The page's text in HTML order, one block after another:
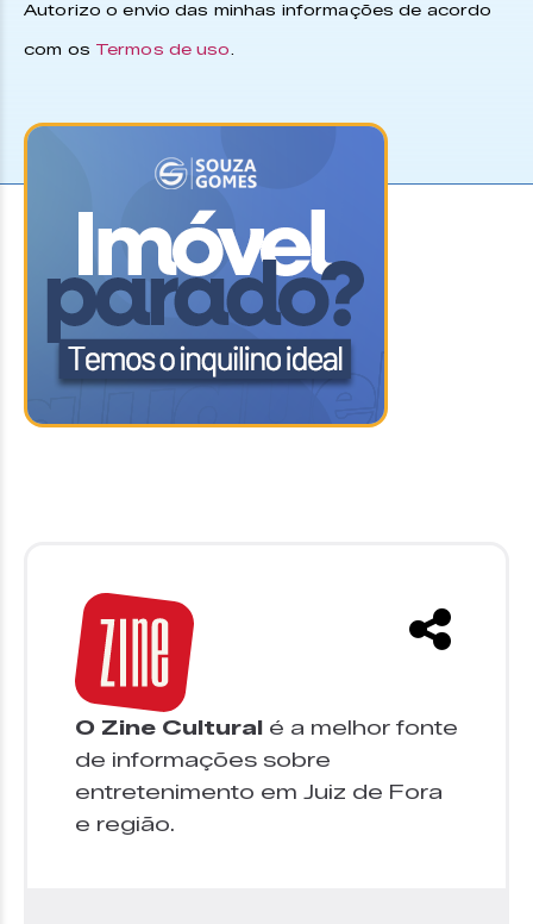
Autorizo o envio das minhas informações de acordo
com os Termos de uso
O Zine Cultural é a melhor fonte
de informações sobre
entretenimento em Juiz de Fora
e região.